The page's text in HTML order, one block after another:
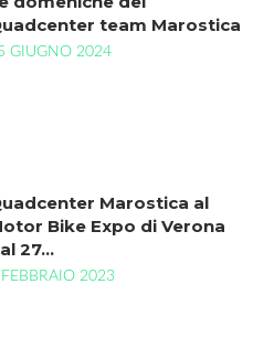
team Marostica
GIUGNO 2024
Marostica al
Bike Expo di Verona
27…
2023